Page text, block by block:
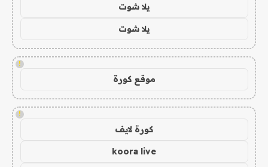
يلا شوت
يلا شوت
!
موقع كورة
!
كورة لايف
koora live